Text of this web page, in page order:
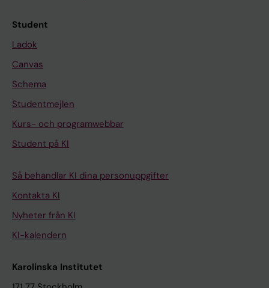
Student
Ladok
Canvas
Schema
Studentmejlen
Kurs- och programwebbar
Student på KI
Så behandlar KI dina personuppgifter
Kontakta KI
Nyheter från KI
KI-kalendern
Karolinska Institutet